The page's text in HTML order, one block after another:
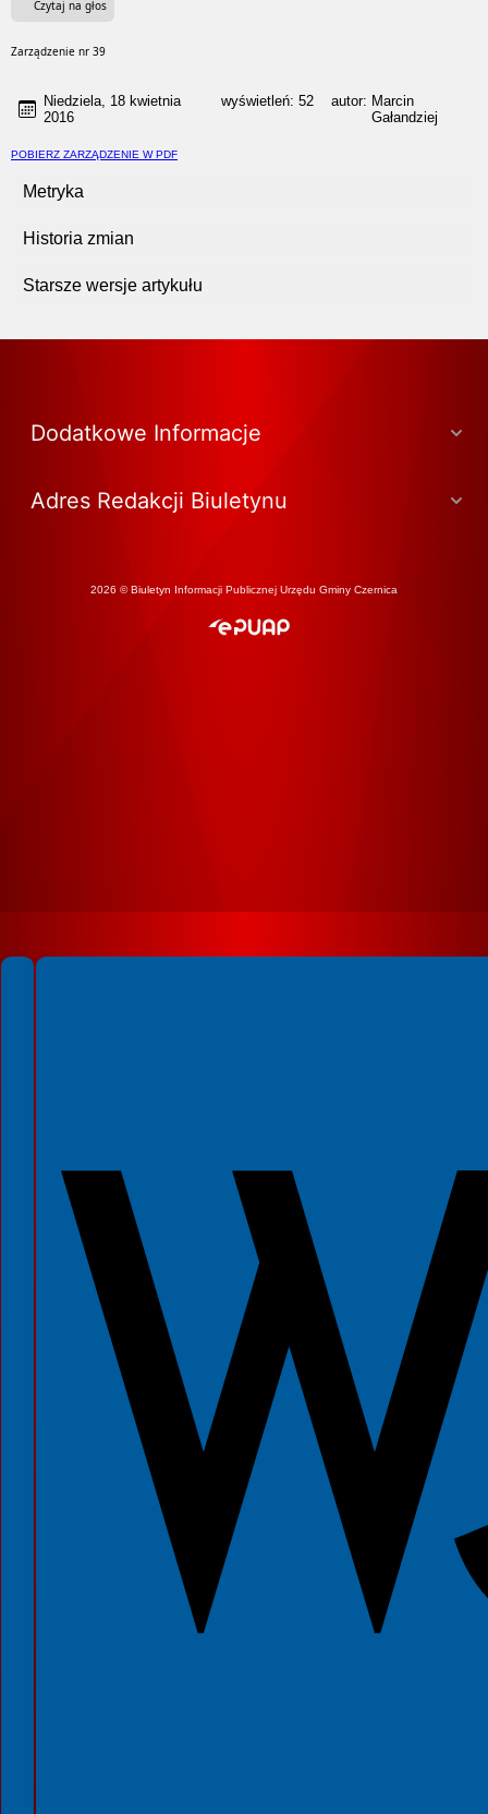
Czytaj na głos
Zarządzenie nr 39
Niedziela, 18 kwietnia
2016
wyświetleń:52 autor: Marcin
Gałandziej
POBIERZ ZARZĄDZENIE W PDF
Metryka
Historia zmian
Starsze wersje artykułu
Dodatkowe Informacje
Adres Redakcji Biuletynu
2026 © Biuletyn Informacji Publicznej Urzędu Gminy Czernica
Spełniamy standardy WCAG 2.2
Spełniamy standardy W3C